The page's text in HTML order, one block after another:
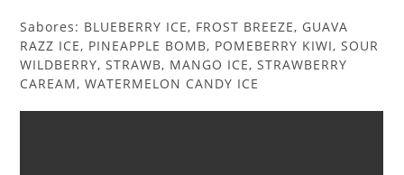
Sabores: BLUEBERRY ICE, FROST BREEZE, GUAVA
RAZZ ICE, PINEAPPLE BOMB, POMEBERRY KIWI, SOUR
WILDBERRY, STRAWB, MANGO ICE, STRAWBERRY
CAREAM, WATERMELON CANDY ICE